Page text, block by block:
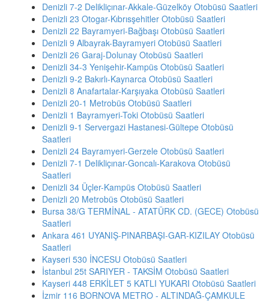
Denizli 7-2 Delikliçınar-Akkale-Güzelköy Otobüsü Saatleri
Denizli 23 Otogar-Kıbrısşehitler Otobüsü Saatleri
Denizli 22 Bayramyeri-Bağbaşı Otobüsü Saatleri
Denizli 9 Albayrak-Bayramyeri Otobüsü Saatleri
Denizli 26 Garaj-Dolunay Otobüsü Saatleri
Denizli 34-3 Yenişehir-Kampüs Otobüsü Saatleri
Denizli 9-2 Bakırlı-Kaynarca Otobüsü Saatleri
Denizli 8 Anafartalar-Karşıyaka Otobüsü Saatleri
Denizli 20-1 Metrobüs Otobüsü Saatleri
Denizli 1 Bayramyeri-Toki Otobüsü Saatleri
Denizli 9-1 Servergazi Hastanesi-Gültepe Otobüsü
Saatleri
Denizli 24 Bayramyeri-Gerzele Otobüsü Saatleri
Denizli 7-1 Delikliçınar-Goncalı-Karakova Otobüsü
Saatleri
Denizli 34 Üçler-Kampüs Otobüsü Saatleri
Denizli 20 Metrobüs Otobüsü Saatleri
Bursa 38/G TERMİNAL - ATATÜRK CD. (GECE) Otobüsü
Saatleri
Ankara 461 UYANIŞ-PINARBAŞI-GAR-KIZILAY Otobüsü
Saatleri
Kayseri 530 İNCESU Otobüsü Saatleri
İstanbul 25t SARIYER - TAKSİM Otobüsü Saatleri
Kayseri 448 ERKİLET 5 KATLI YUKARI Otobüsü Saatleri
İzmir 116 BORNOVA METRO - ALTINDAĞ-ÇAMKULE